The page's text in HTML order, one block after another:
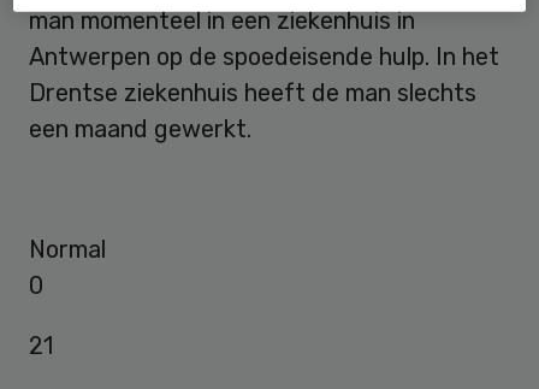
man momenteel in een ziekenhuis in
Antwerpen op de spoedeisende hulp. In het
Drentse ziekenhuis heeft de man slechts
een maand gewerkt.
Normal
0
21